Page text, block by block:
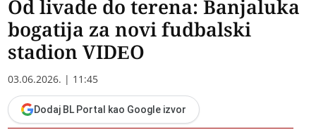
Od livade do terena: Banjaluka
bogatija za novi fudbalski
stadion VIDEO
03.06.2026. | 11:45
Dodaj BL Portal kao Google izvor